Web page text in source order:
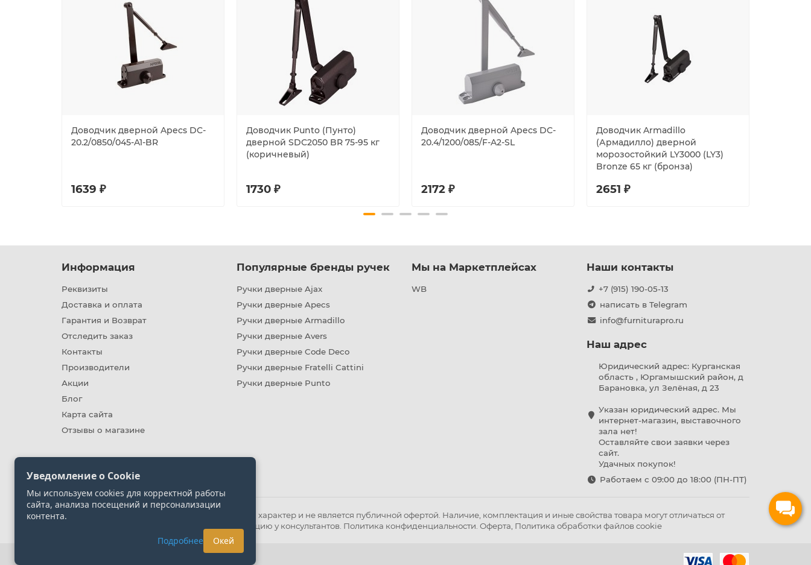
Доводчик дверной Apecs DC-
20.2/0850/045-A1-BR
1639 ₽
Доводчик Punto (Пунто)
дверной SDC2050 BR 75-95 кг
(коричневый)
1730 ₽
Доводчик дверной Apecs DC-
20.4/1200/085/F-A2-SL
2172 ₽
Доводчик Armadillo
(Армадилло) дверной
морозостойкий LY3000 (LY3)
Bronze 65 кг (бронза)
2651 ₽
Информация
Реквизиты
Доставка и оплата
Гарантия и Возврат
Отследить заказ
Контакты
Производители
Акции
Блог
Карта сайта
Отзывы о магазине
Популярные бренды ручек
Ручки дверные Ajax
Ручки дверные Apecs
Ручки дверные Armadillo
Ручки дверные Avers
Ручки дверные Code Deco
Ручки дверные Fratelli Cattini
Ручки дверные Punto
Мы на Маркетплейсах
WB
Наши контакты
+7 (915) 190-05-13
написать в Telegram
info@furniturapro.ru
Наш адрес
Юридический адрес: Курганская
область , Юргамышский район, д
Барановка, ул Зелёная, д 23
Указан юридический адрес. Мы
интернет-магазин, выставочного
зала нет!
Оставляйте свои заявки через
сайт.
Удачных покупок!
Работаем с 09:00 до 18:00 (ПН-ПТ)
Информация на сайте носит ознакомительный характер и не является публичной офертой. Наличие, комплектация и иные свойства товара могут отличаться от
представленных на сайте. Уточняйте информацию у консультантов. Политика конфиденциальности Оферта Политика обработки файлов cookie
Уведомление о Cookie
Мы используем cookies для корректной работы
сайта, анализа посещений и персонализации
контента.
Подробнее Окей